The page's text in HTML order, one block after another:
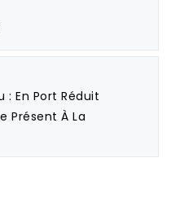
: En Port Réduit
Présent À La